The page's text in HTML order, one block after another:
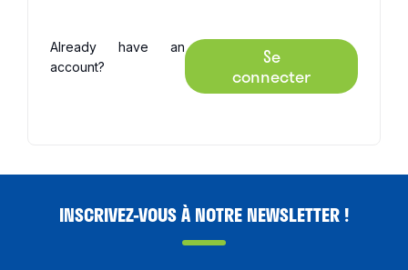
Already have an
account?
Se
connecter
INSCRIVEZ-VOUS À NOTRE NEWSLETTER !